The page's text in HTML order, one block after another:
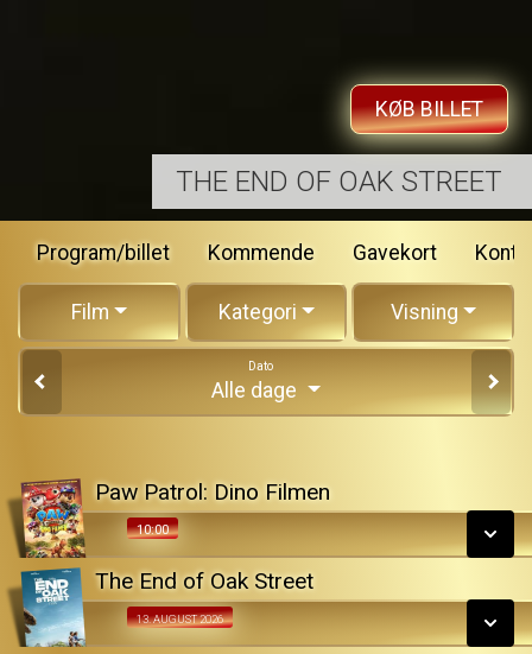
THE END OF OAK STREET
KØB BILLET
Program/billet Kommende Gavekort
Film Kategori Visning
Dato
Alle dage
Paw Patrol: Dino Filmen
10:00
SE ALLE DAGE
The End of Oak Street
13. AUGUST 2026 Fra 13.08.2026